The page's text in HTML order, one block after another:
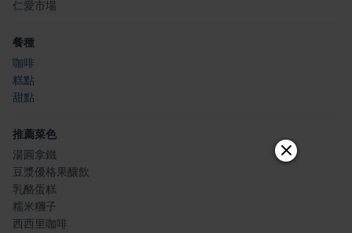
仁愛市場
餐種
咖啡
糕點
甜點
推薦菜色
湯圓拿鐵
豆漿優格果釀飲
乳酪蛋糕
糯米糰子
西西里咖啡